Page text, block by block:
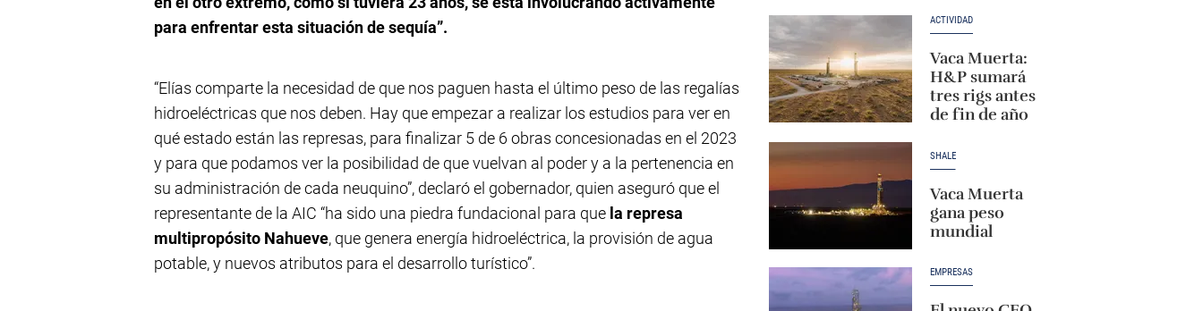
para enfrentar esta situación de sequía”.
“Elías comparte la necesidad de que nos paguen hasta el último peso de las regalías
hidroeléctricas que nos deben. Hay que empezar a realizar los estudios para ver en
qué estado están las represas, para finalizar 5 de 6 obras concesionadas en el 2023
y para que podamos ver la posibilidad de que vuelvan al poder y a la pertenencia en
su administración de cada neuquino”, declaró el gobernador, quien aseguró que el
representante de la AIC “ha sido una piedra fundacional para que la represa
multipropósito Nahueve, que genera energía hidroeléctrica, la provisión de agua
potable, y nuevos atributos para el desarrollo turístico”.
ACTIVIDAD
Vaca Muerta:
H&P sumará
tres rigs antes
de fin de año
SHALE
Vaca Muerta
gana peso
mundial
EMPRESAS